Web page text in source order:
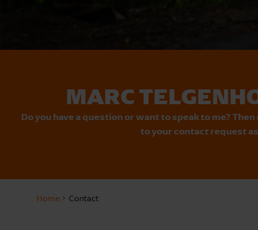
MARC
Do you have a question or want to speak to me?
to your contact request
Home Contact